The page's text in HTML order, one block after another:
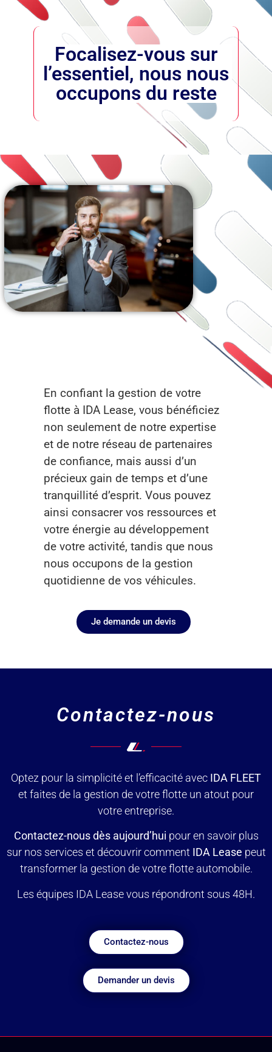
Focalisez-vous sur
l’essentiel, nous nous
occupons du reste
En confiant la gestion de votre
flotte à IDA Lease, vous bénéficiez
non seulement de notre expertise
et de notre réseau de partenaires
de confiance, mais aussi d’un
précieux gain de temps et d’une
tranquillité d’esprit. Vous pouvez
ainsi consacrer vos ressources et
votre énergie au développement
de votre activité, tandis que nous
nous occupons de la gestion
quotidienne de vos véhicules.
Je demande un devis
Contactez-nous
Optez pour la simplicité et l’efficacité avec IDA FLEET
et faites de la gestion de votre flotte un atout pour
votre entreprise.
Contactez-nous dès aujourd’hui pour en savoir plus
sur nos services et découvrir comment IDA Lease peut
transformer la gestion de votre flotte automobile.
Les équipes IDA Lease vous répondront sous 48H.
Contactez-nous
Demander un devis